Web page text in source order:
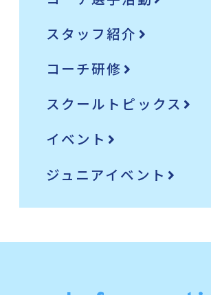
スタッフ紹介
コーチ研修
スクールトピックス
イベント
ジュニアイベント